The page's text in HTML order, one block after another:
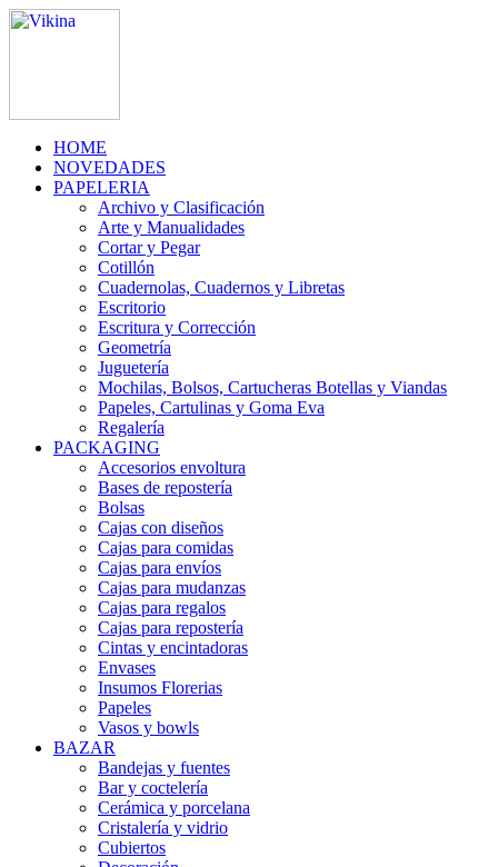
HOME
NOVEDADES
PAPELERIA
Archivo y Clasificación
Arte y Manualidades
Cortar y Pegar
Cotillón
Cuadernolas, Cuadernos y Libretas
Escritorio
Escritura y Corrección
Geometría
Juguetería
Mochilas, Bolsos, Cartucheras Botellas y Viandas
Papeles, Cartulinas y Goma Eva
Regalería
PACKAGING
Accesorios envoltura
Bases de repostería
Bolsas
Cajas con diseños
Cajas para comidas
Cajas para envíos
Cajas para mudanzas
Cajas para regalos
Cajas para repostería
Cintas y encintadoras
Envases
Insumos Florerias
Papeles
Vasos y bowls
BAZAR
Bandejas y fuentes
Bar y coctelería
Cerámica y porcelana
Cristalería y vidrio
Cubiertos